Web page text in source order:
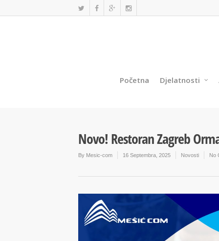
Početna Djelatnosti
Novo! Restoran Zagreb
By Mesic-com 16 Septembra, 2025 Novosti No